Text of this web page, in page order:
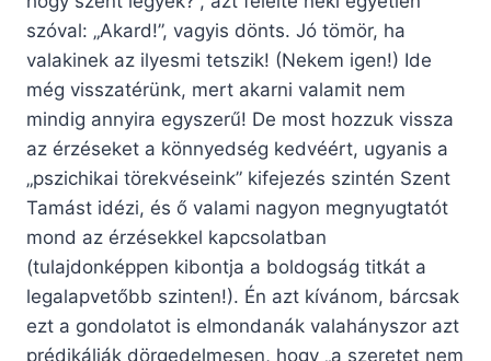
szóval: „Akard!”, vagyis dönts. Jó tömör, ha
valakinek az ilyesmi tetszik! (Nekem igen!) Ide
még visszatérünk, mert akarni valamit nem
mindig annyira egyszerű! De most hozzuk vissza
az érzéseket a könnyedség kedvéért, ugyanis a
„pszichikai törekvéseink” kifejezés szintén Szent
Tamást idézi, és ő valami nagyon megnyugtatót
mond az érzésekkel kapcsolatban
(tulajdonképpen kibontja a boldogság titkát a
legalapvetőbb szinten!). Én azt kívánom, bárcsak
ezt a gondolatot is elmondanák valahányszor azt
prédikálják dörgedelmesen, hogy „a szeretet nem